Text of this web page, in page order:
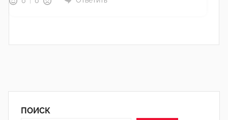
ПОИСК